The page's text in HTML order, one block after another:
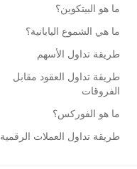
ما هو البيتكوين؟
ما هي الشموع اليابانية؟
طريقة تداول الأسهم
طريقة تداول العقود مقابل
الفروقات
ما هو الفوركس؟
طريقة تداول العملات الرقمية